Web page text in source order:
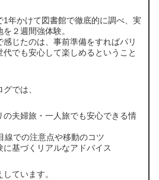
1年かけて図書館で徹底的に調べ、実
を２週間強体験。
感じたのは、事前準備をすればパリ
代でも安心して楽しめるということ
では、
の夫婦旅・一人旅でも安心できる情
線での注意点や移動のコツ
に基づくリアルなアドバイス
ています。